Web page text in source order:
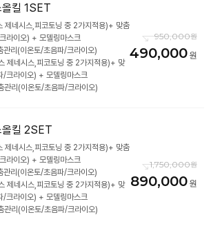
킬 1SET
제네시스,피코토닝 중 2가지적용)+ 맞춤
라이오) + 모델링마스크
리(이온토/초음파/크라이오)
제네시스,피코토닝 중 2가지적용)+ 맞
/크라이오) + 모델링마스크
관리(이온토/초음파/크라이오)
950,000
490,000
킬 2SET
제네시스,피코토닝 중 2가지적용)+ 맞춤
라이오) + 모델링마스크
리(이온토/초음파/크라이오)
제네시스,피코토닝 중 2가지적용)+ 맞
/크라이오) + 모델링마스크
관리(이온토/초음파/크라이오)
1,750,000
890,000